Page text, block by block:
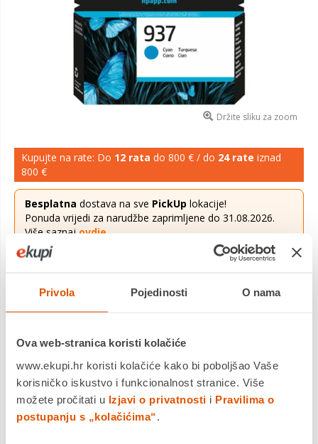
Privola Pojedinosti O nama
Ova web-stranica koristi kolačiće
www.ekupi.hr koristi kolačiće kako bi poboljšao Vaše
korisničko iskustvo i funkcionalnost stranice. Više
možete pročitati u Izjavi o privatnosti i Pravilima o
postupanju s „kolačićima“
Držite sliku za zoom
Kupujte na rate: Do 12 rata do 800 € / do 24 rate iznad
800 €
Besplatna dostava na sve PickUp lokacije!
Ponuda vrijedi za narudžbe zaprimljene do 31.08.2026.
Više saznajovdje.
Cijena 29,19 €
Dostavljamo već od
11.08.2026
Platite gotovinom pri preuzimanju, Internet bankarstvom, karticama
Povrat robe moguć unutar 14 dana